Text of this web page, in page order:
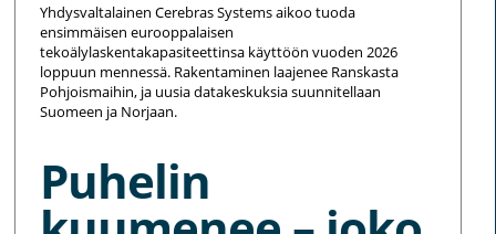
Yhdysvaltalainen Cerebras Systems aikoo tuoda
ensimmäisen eurooppalaisen
tekoälylaskentakapasiteettinsa käyttöön vuoden 2026
loppuun mennessä. Rakentaminen laajenee Ranskasta
Pohjoismaihin, ja uusia datakeskuksia suunnitellaan
Suomeen ja Norjaan.
Puhelin